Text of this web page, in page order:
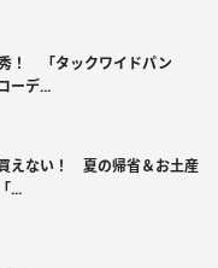
！ 「タックワイドパン
ーデ...
えない！ 夏の帰省＆お土産
...